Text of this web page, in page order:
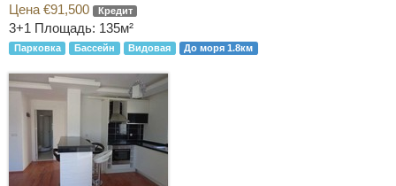
Цена €91,500
Кредит
3+1 Площадь: 135м²
Парковка Бассейн Видовая До моря 1.8км